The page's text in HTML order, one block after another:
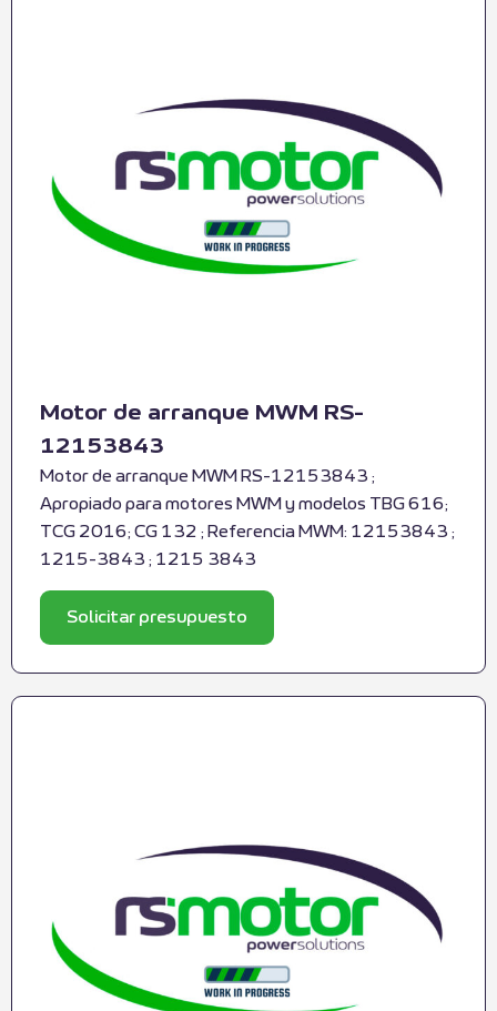
Motor de arranque MWM RS-
12153843
Motor de arranque MWM RS-12153843 ;
Apropiado para motores MWM y modelos TBG 616;
TCG 2016; CG 132 ; Referencia MWM: 12153843 ;
1215-3843 ; 1215 3843
Solicitar presupuesto